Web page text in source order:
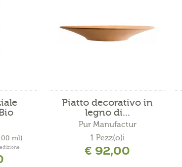
ml)
Piatto decorativo in
legno di...
Pur Manufactur
1 Pezz(o)i
€ 92,00